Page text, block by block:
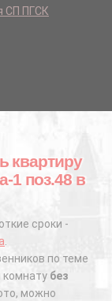
СП ПГСК
квартиру
1 поз.48 в
сроки -
.
по теме
комнату без
можно